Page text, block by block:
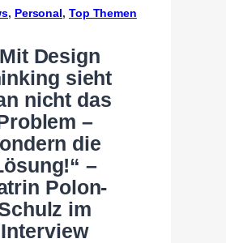
, Personal, Top Themen
Design
sieht
nicht das
–
die
–
Polon-
im
Interview